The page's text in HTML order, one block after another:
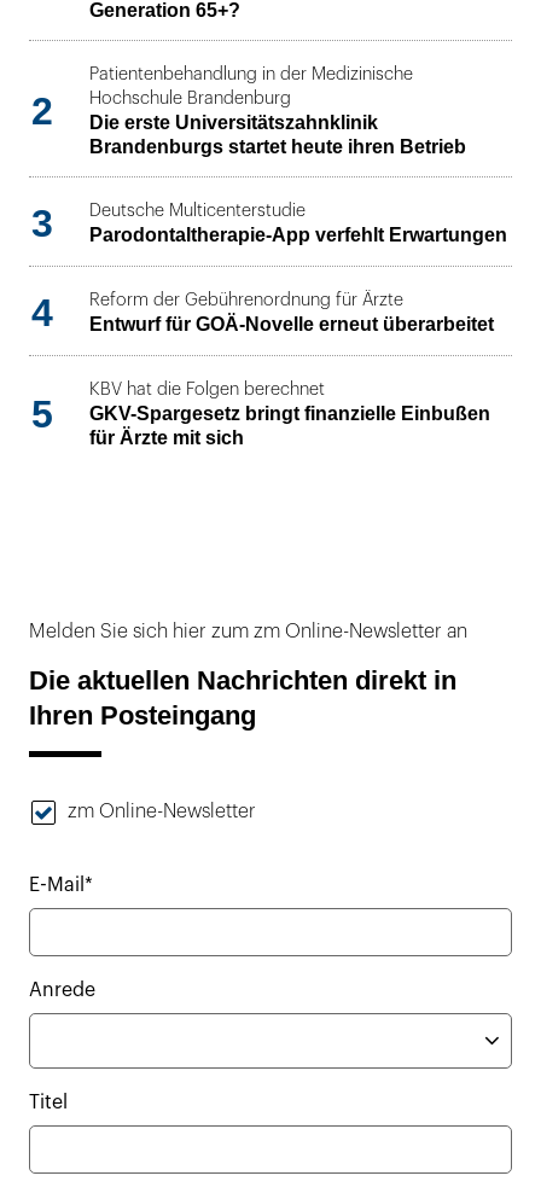
Generation 65+?
2
Patientenbehandlung in der Medizinische
Hochschule Brandenburg
Die erste Universitätszahnklinik
Brandenburgs startet heute ihren Betrieb
3 Deutsche Multicenterstudie
Parodontaltherapie-App verfehlt Erwartungen
4 Reform der Gebührenordnung für Ärzte
Entwurf für GOÄ-Novelle erneut überarbeitet
5
KBV hat die Folgen berechnet
GKV-Spargesetz bringt finanzielle Einbußen
für Ärzte mit sich
Melden Sie sich hier zum zm Online-Newsletter an
Die aktuellen Nachrichten direkt in
Ihren Posteingang
zm Online-Newsletter
E-Mail*
Anrede
Titel